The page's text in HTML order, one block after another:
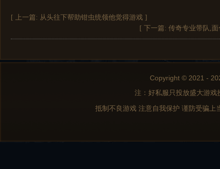
[ 上一篇: 从头往下帮助钳虫统领他觉得游戏 ]
[ 下一篇: 传奇专业带队,
Copyright © 2021 -
注：好私服只投放盛大游
抵制不良游戏 注意自我保护 谨防受骗